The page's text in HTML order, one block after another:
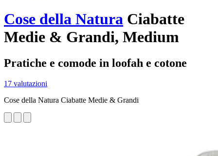
Cose della Natura Ciabatte
Medie & Grandi, Medium
Pratiche e comode in loofah e cotone
17 valutazioni
Cose della Natura Ciabatte Medie & Grandi